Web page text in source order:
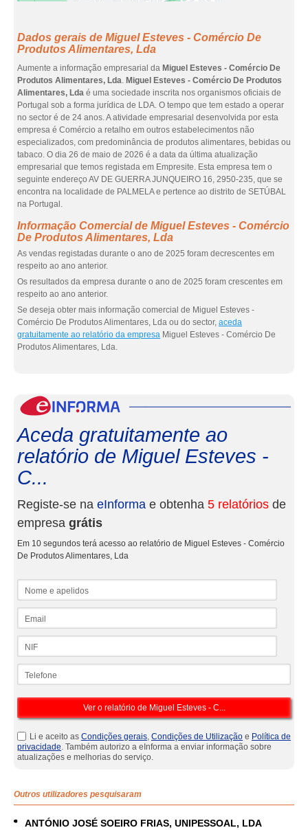
Dados gerais de Miguel Esteves - Comércio De
Produtos Alimentares, Lda
Aumente a informação empresarial da Miguel Esteves - Comércio De
Produtos Alimentares, Lda. Miguel Esteves - Comércio De Produtos
Alimentares, Lda é uma sociedade inscrita nos organismos oficiais de
Portugal sob a forma jurídica de LDA. O tempo que tem estado a operar
no sector é de 24 anos. A atividade empresarial desenvolvida por esta
empresa é Comércio a retalho em outros estabelecimentos não
especializados, com predominância de produtos alimentares, bebidas ou
tabaco. O dia 26 de maio de 2026 é a data da última atualização
empresarial que temos registada em Empresite. Esta empresa tem o
seguinte endereço AV DE GUERRA JUNQUEIRO 16, 2950-235, que se
encontra na localidade de PALMELA e pertence ao distrito de SETÚBAL
na Portugal.
Informação Comercial de Miguel Esteves - Comércio
De Produtos Alimentares, Lda
As vendas registadas durante o ano de 2025 foram decrescentes em
respeito ao ano anterior.
Os resultados da empresa durante o ano de 2025 foram crescentes em
respeito ao ano anterior.
Se deseja obter mais informação comercial de Miguel Esteves -
Comércio De Produtos Alimentares, Lda ou do sector, aceda
gratuitamente ao relatório da empresa Miguel Esteves - Comércio De
Produtos Alimentares, Lda.
Aceda gratuitamente ao
relatório de Miguel Esteves -
C...
Registe-se na eInforma e obtenha 5 relatórios de
empresa grátis
Em 10 segundos terá acesso ao relatório de Miguel Esteves - Comércio
De Produtos Alimentares, Lda
Li e aceito as Condições gerais, Condições de Utilização e Política de
privacidade. Também autorizo a eInforma a enviar informação sobre
atualizações e melhorias do serviço.
Outros utilizadores pesquisaram
ANTÓNIO JOSÉ SOEIRO FRIAS, UNIPESSOAL, LDA